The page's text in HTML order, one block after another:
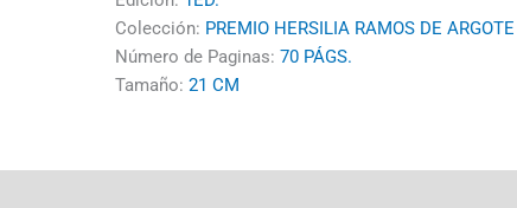
Colección: PREMIO HERSILIA RAMOS DE ARGOTE
Número de Paginas: 70 PÁGS.
Tamaño: 21 CM